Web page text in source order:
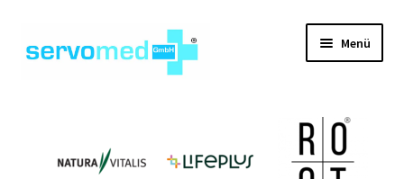
Navigation
Inhalt
Menü
öffnen